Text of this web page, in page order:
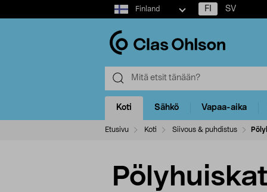
Select
market
Finland FI SV
Koti Sähkö Vapaa-aika
Etusivu Koti Siivous & puhdistus